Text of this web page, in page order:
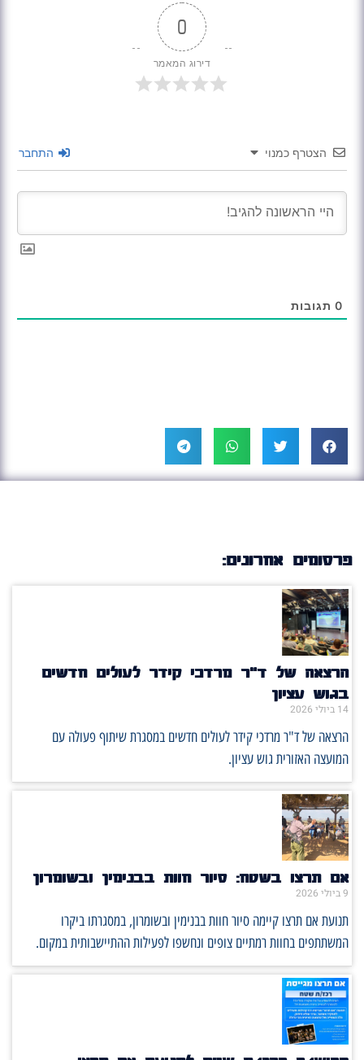
0
דירוג המאמר
הצטרף כמנוי התחבר
0 תגובות
פרסומים אחרונים:
הרצאה של ד"ר מרדכי קידר לעולים חדשים
בגוש עציון
14 ביולי 2026
הרצאה של ד"ר מרדכי קידר לעולים חדשים במסגרת שיתוף פעולה עם
המועצה האזורית גוש עציון.
אם תרצו בשטח: סיור חוות בבנימין ובשומרון
9 ביולי 2026
תנועת אם תרצו קיימה סיור חוות בבנימין ובשומרון, במסגרתו ביקרו
המשתתפים בחוות רמתיים צופים ונחשפו לפעילות ההתיישבותית במקום.